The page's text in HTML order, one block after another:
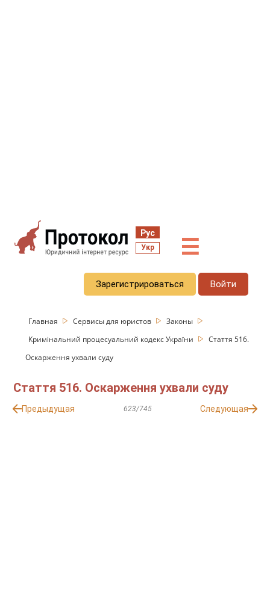
Рус
Укр ☰
Зарегистрироваться Войти
Главная Сервисы для юристов
Законы
Кримінальний процесуальний кодекс України
Стаття 516.
Оскарження ухвали суду
Стаття 516. Оскарження ухвали суду
Предыдущая 623/745 Следующая